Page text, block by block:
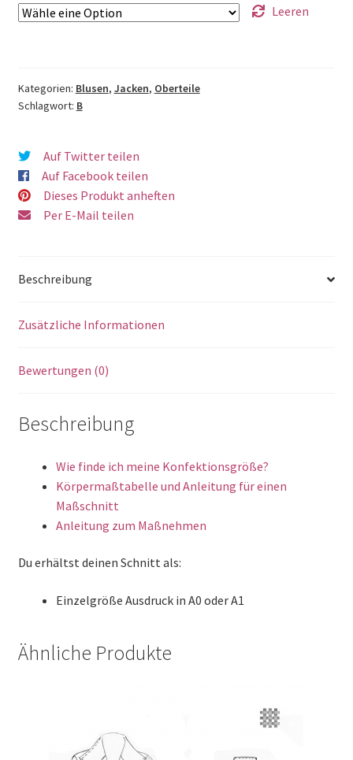
Leeren
Kategorien: Blusen, Jacken, Oberteile
Schlagwort: B
Auf Twitter teilen
Auf Facebook teilen
Dieses Produkt anheften
Per E-Mail teilen
Beschreibung
Zusätzliche Informationen
Bewertungen (0)
Beschreibung
Wie finde ich meine Konfektionsgröße?
Körpermaßtabelle und Anleitung für einen
Maßschnitt
Anleitung zum Maßnehmen
Du erhältst deinen Schnitt als:
Einzelgröße Ausdruck in A0 oder A1
Ähnliche Produkte